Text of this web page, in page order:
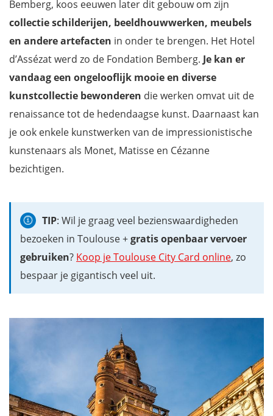
Bemberg, koos eeuwen later dit gebouw om zijn
collectie schilderijen, beeldhouwwerken, meubels
en andere artefacten in onder te brengen. Het Hotel
d’Assézat werd zo de Fondation Bemberg. Je kan er
vandaag een ongelooflijk mooie en diverse
kunstcollectie bewonderen die werken omvat uit de
renaissance tot de hedendaagse kunst. Daarnaast kan
je ook enkele kunstwerken van de impressionistische
kunstenaars als Monet, Matisse en Cézanne
bezichtigen.
TIP: Wil je graag veel bezienswaardigheden
bezoeken in Toulouse +gratis openbaar vervoer
gebruiken? Koop je Toulouse City Card online, zo
bespaar je gigantisch veel uit.